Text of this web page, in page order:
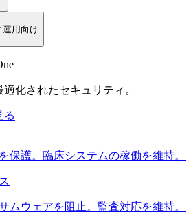
運用向け
化されたセキュリティ。
る
保護。臨床システムの稼働を維持。
ムウェアを阻止。監査対応を維持。